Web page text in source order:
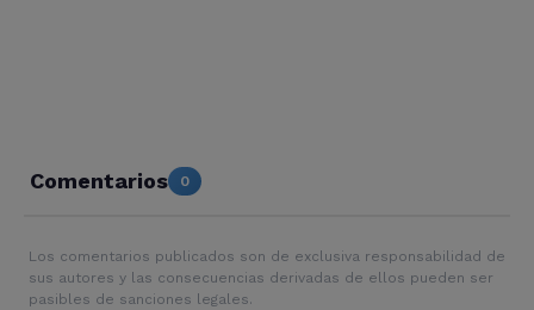
Comentarios 0
Los comentarios publicados son de exclusiva responsabilidad de
sus autores y las consecuencias derivadas de ellos pueden ser
pasibles de sanciones legales.